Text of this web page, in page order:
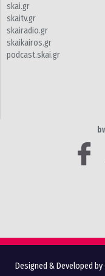
skai.gr
skaitv.gr
skairadio.gr
skaikairos.gr
podcast.skai.gr
Designed & Developed by